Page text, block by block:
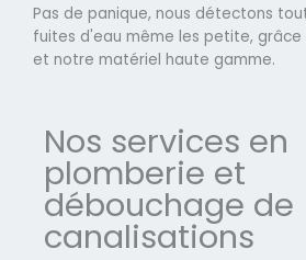
Pas de panique, nous détectons
fuites d'eau même les petite,
et notre matériel haute gamme.
Nos services en
plomberie et
débouchage de
canalisations